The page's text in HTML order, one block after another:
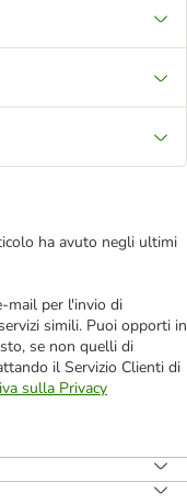
ha avuto negli ultimi
mail per l'invio di
simili. Puoi opporti in
se non quelli di
il Servizio Clienti di
sulla Privacy